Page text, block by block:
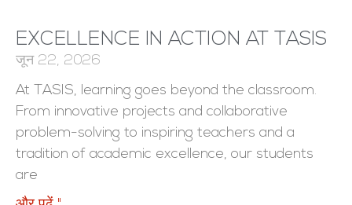
EXCELLENCE IN ACTION AT TASIS
जून 22, 2026
At TASIS, learning goes beyond the classroom.
From innovative projects and collaborative
problem-solving to inspiring teachers and a
tradition of academic excellence, our students
are